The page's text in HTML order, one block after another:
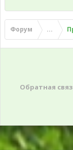
Форум ...
Обратная